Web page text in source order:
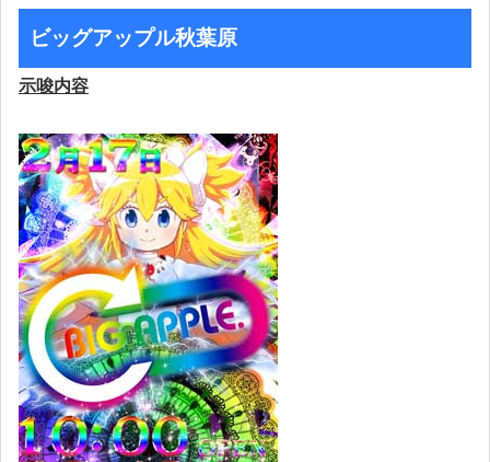
ビッグアップル秋葉原
示唆内容